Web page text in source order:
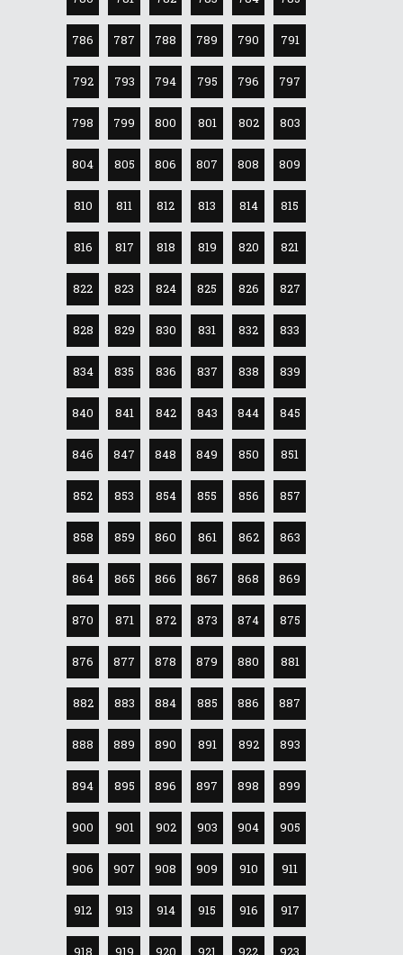
786 787 788 789 790 791
792 793 794 795 796 797
798 799 800 801 802 803
804 805 806 807 808 809
810 811 812 813 814 815
816 817 818 819 820 821
822 823 824 825 826 827
828 829 830 831 832 833
834 835 836 837 838 839
840 841 842 843 844 845
846 847 848 849 850 851
852 853 854 855 856 857
858 859 860 861 862 863
864 865 866 867 868 869
870 871 872 873 874 875
876 877 878 879 880 881
882 883 884 885 886 887
888 889 890 891 892 893
894 895 896 897 898 899
900 901 902 903 904 905
906 907 908 909 910 911
912 913 914 915 916 917
918 919 920 921 922 923